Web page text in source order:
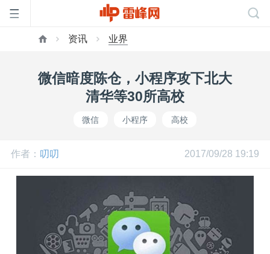
公
资讯 业界
微信暗度陈仓，小程序攻下北大
清华等30所高校
微信 小程序 高校
作者： 叨叨 2017/09/28 19:19